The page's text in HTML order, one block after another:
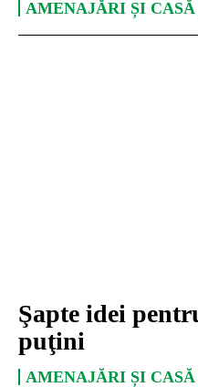
AMENAJĂRI ȘI CASĂ
Şapte idei
puţini
AMENAJĂRI ȘI CASĂ